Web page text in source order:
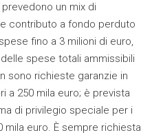
un mix di
contributo a fondo perduto
fino a 3 milioni di euro,
spese totali ammissibili
sono richieste garanzie in
a 250 mila euro; è prevista
di privilegio speciale per i
mila euro. È sempre richiesta